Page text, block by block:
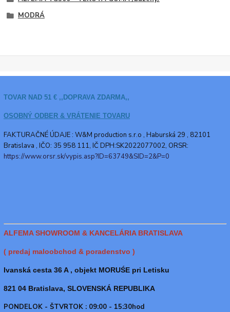
MODRÁ
TOVAR NAD 51 € ,,DOPRAVA ZDARMA,,
OSOBNÝ ODBER & VRÁTENIE TOVARU
FAKTURAČNÉ ÚDAJE : W&M production s.r.o , Haburská 29 , 82101
Bratislava , IČO: 35 958 111, IČ DPH:SK2022077002, ORSR:
https://www.orsr.sk/vypis.asp?ID=63749&SID=2&P=0
ALFEMA SHOWROOM & KANCELÁRIA BRATISLAVA
( predaj maloobchod & poradenstvo )
Ivanská cesta 36 A , objekt MORUŚE pri Letisku
821 04 Bratislava, SLOVENSKÁ REPUBLIKA
PONDELOK - ŠTVRTOK : 09:00 - 15:30hod